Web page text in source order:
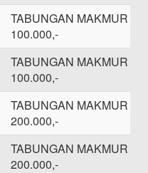
TABUNGAN MAKMUR
100.000,-
TABUNGAN MAKMUR
100.000,-
TABUNGAN MAKMUR
200.000,-
TABUNGAN MAKMUR
200.000,-